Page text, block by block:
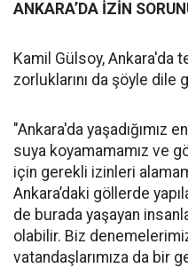
ANKARA’DA İZİN
Kamil Gülsoy, Ankara'da
zorluklarını da şöyle dile
"Ankara'da yaşadığımız
suya koyamamamız ve
için gerekli izinleri
Ankara’daki göllerde
de burada yaşayan
olabilir. Biz
vatandaşlarımıza da bir